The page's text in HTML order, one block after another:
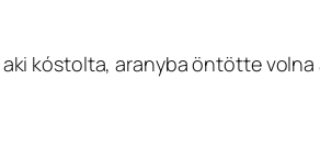
kóstolta, aranyba öntötte volna